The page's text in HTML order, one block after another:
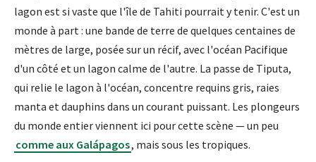
lagon est si vaste que l'île de Tahiti pourrait y tenir. C'est un
monde à part : une bande de terre de quelques centaines de
mètres de large, posée sur un récif, avec l'océan Pacifique
d'un côté et un lagon calme de l'autre. La passe de Tiputa,
qui relie le lagon à l'océan, concentre requins gris, raies
manta et dauphins dans un courant puissant. Les plongeurs
du monde entier viennent ici pour cette scène — un peu
comme aux Galápagos, mais sous les tropiques.